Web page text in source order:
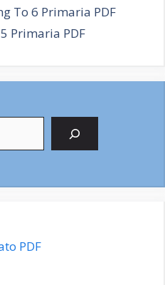
To 6 Primaria PDF
Primaria PDF
PDF